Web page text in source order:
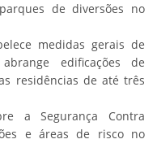
de diversões no
medidas gerais de
edificações de
residências de até três
a Segurança Contra
e áreas de risco no